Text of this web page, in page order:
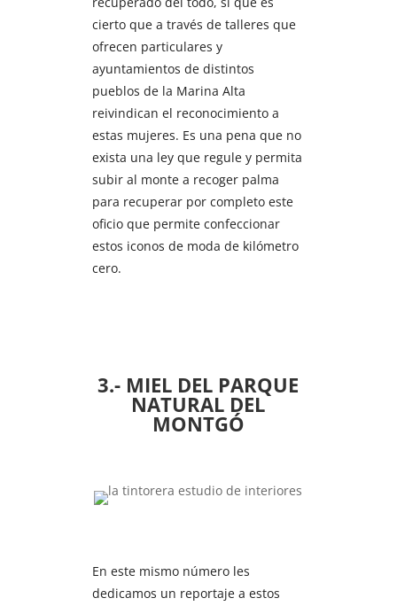
cierto que a través de talleres que
ofrecen particulares y
ayuntamientos de distintos
pueblos de la Marina Alta
reivindican el reconocimiento a
estas mujeres. Es una pena que no
exista una ley que regule y permita
subir al monte a recoger palma
para recuperar por completo este
oficio que permite confeccionar
estos iconos de moda de kilómetro
cero.
3.- MIEL DEL PARQUE
NATURAL DEL
MONTGÓ
En este mismo número les
dedicamos un reportaje a estos